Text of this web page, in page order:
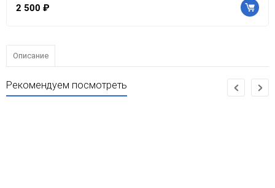
2 500 ₽
Описание
Рекомендуем посмотреть